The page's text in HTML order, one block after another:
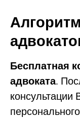
Бесплатная
адвоката.
консультации